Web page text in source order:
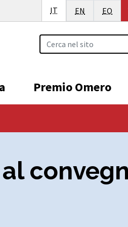
IT Italiano
EN English
EO
Premio Omero